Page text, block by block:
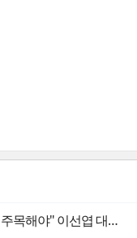
AI 시대 투자 성과를 가르는 지점들